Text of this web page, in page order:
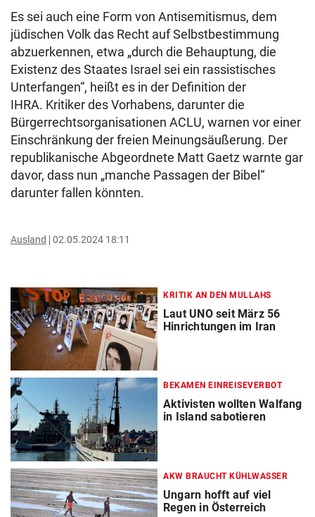
Es sei auch eine Form von Antisemitismus, dem
jüdischen Volk das Recht auf Selbstbestimmung
abzuerkennen, etwa „durch die Behauptung, die
Existenz des Staates Israel sei ein rassistisches
Unterfangen“, heißt es in der Definition der
IHRA. Kritiker des Vorhabens, darunter die
Bürgerrechtsorganisationen ACLU, warnen vor einer
Einschränkung der freien Meinungsäußerung. Der
republikanische Abgeordnete Matt Gaetz warnte gar
davor, dass nun „manche Passagen der Bibel“
darunter fallen könnten.
Ausland 02.05.2024 18:11
KRITIK AN DEN MULLAHS
Laut UNO seit März 56
Hinrichtungen im Iran
BEKAMEN EINREISEVERBOT
Aktivisten wollten Walfang
in Island sabotieren
AKW BRAUCHT KÜHLWASSER
Ungarn hofft auf viel
Regen in Österreich